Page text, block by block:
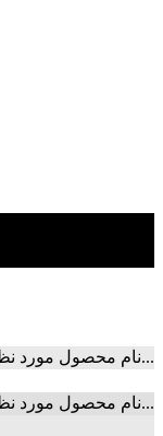
نام محصول مورد نظر را بنویسید...
نام محصول مورد نظر را بنویسید...